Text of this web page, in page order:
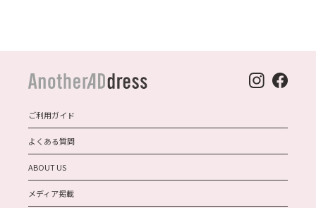
ご利用ガイド
よくある質問
ABOUT US
メディア掲載